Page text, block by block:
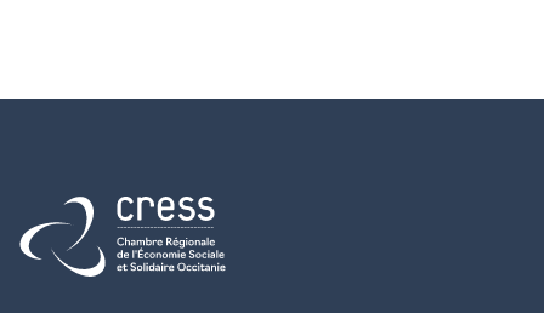
Retour à l'accueil